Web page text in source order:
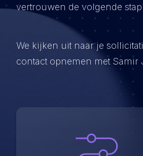
vertrouwen de volgende
We kijken uit naar je
contact opnemen met Samir